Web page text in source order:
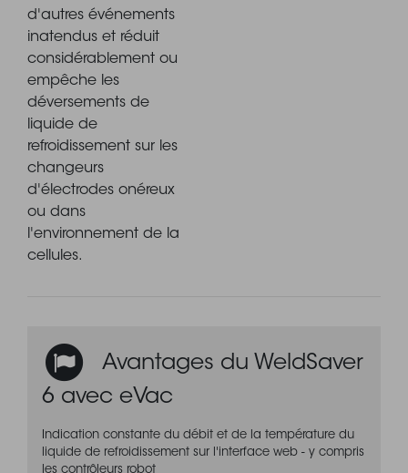
d'autres événements
inatendus et réduit
considérablement ou
empêche les
déversements de
liquide de
refroidissement sur les
changeurs
d'électrodes onéreux
ou dans
l'environnement de la
cellules.
Avantages du WeldSaver
6 avec eVac
Indication constante du débit et de la température du
liquide de refroidissement sur l'interface web - y compris
les contrôleurs robot
Besoin d'aide ?
Votre téléphone